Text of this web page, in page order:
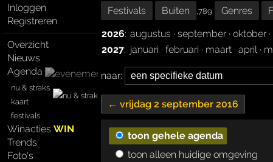
Inloggen
Registreren
Overzicht
Nieuws
Agenda
nu & straks
kaart
festivals
WinactiesWIN
Trends
Foto's
Festivals Buiten ,789 Genres
2026: augustus · september · oktober ·
2027: januari · februari · maart · april ·
naar:
← vrijdag 2 september 2016
toon gehele agenda
toon alleen huidige omgeving